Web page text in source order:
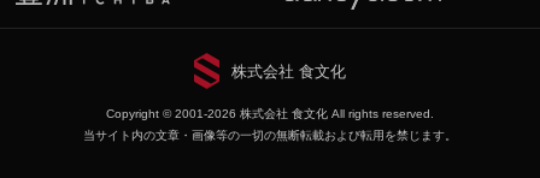
株式会社 食文化
Copyright © 2001-2026 株式会社 食文化 All rights reserved.
当サイト内の文章・画像等の一切の無断転載および転用を禁じます。